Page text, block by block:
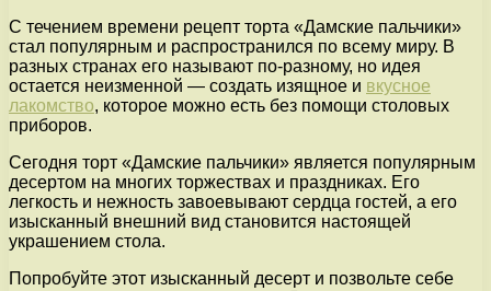
С течением времени рецепт торта «Дамские пальчики»
стал популярным и распространился по всему миру. В
разных странах его называют по-разному, но идея
остается неизменной — создать изящное и вкусное
лакомство, которое можно есть без помощи столовых
приборов.
Сегодня торт «Дамские пальчики» является популярным
десертом на многих торжествах и праздниках. Его
легкость и нежность завоевывают сердца гостей, а его
изысканный внешний вид становится настоящей
украшением стола.
Попробуйте этот изысканный десерт и позвольте себе